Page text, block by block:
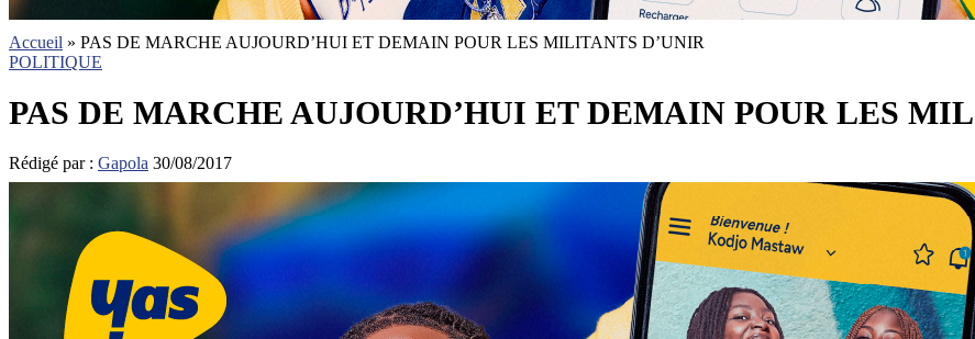
Accueil » PAS DE MARCHE AUJOURD’HUI ET DEMAIN POUR LES MILITANTS D’UNIR
POLITIQUE
PAS DE MARCHE AUJOURD’HUI ET DEMAIN POUR LES
Rédigé par : Gapola 30/08/2017